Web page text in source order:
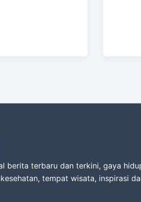
berita terbaru dan terkini, gaya
tempat wisata, inspirasi